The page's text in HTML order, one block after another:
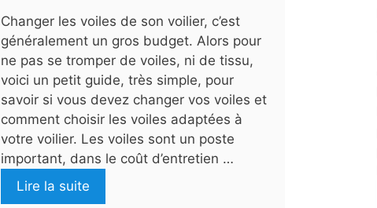
Changer les voiles de son voilier, c’est
généralement un gros budget. Alors pour
ne pas se tromper de voiles, ni de tissu,
voici un petit guide, très simple, pour
savoir si vous devez changer vos voiles et
comment choisir les voiles adaptées à
votre voilier. Les voiles sont un poste
important, dans le coût d’entretien …
Lire la suite